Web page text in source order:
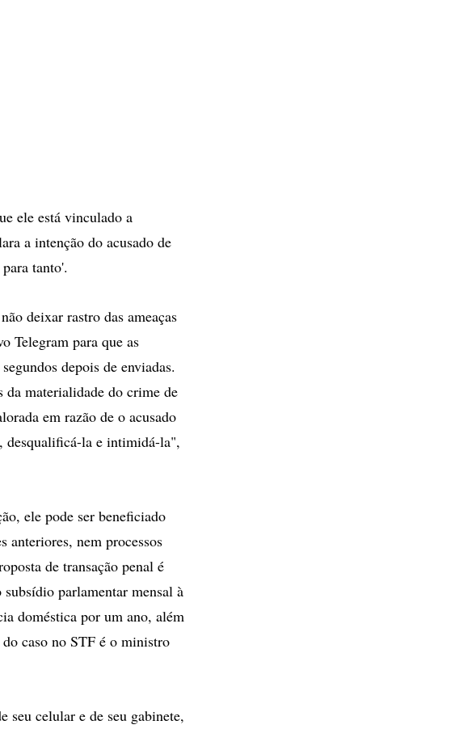
ele está vinculado a
a intenção do acusado de
tanto'.
deixar rastro das ameaças
Telegram para que as
depois de enviadas.
da materialidade do crime de
em razão de o acusado
desqualificá-la e intimidá-la",
ele pode ser beneficiado
anteriores, nem processos
de transação penal é
parlamentar mensal à
doméstica por um ano, além
caso no STF é o ministro
seu celular e de seu gabinete,